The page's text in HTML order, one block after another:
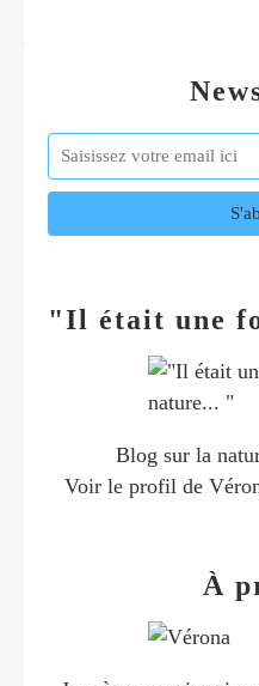
"Il était une
Blog sur la
Voir le profil de
À